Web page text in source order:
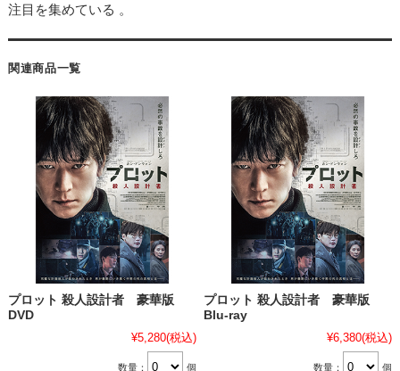
注目を集めている 。
関連商品一覧
プロット 殺人設計者 豪華版
DVD
¥5,280(税込)
数量： 個
プロット 殺人設計者 豪華版
Blu-ray
¥6,380(税込)
数量： 個